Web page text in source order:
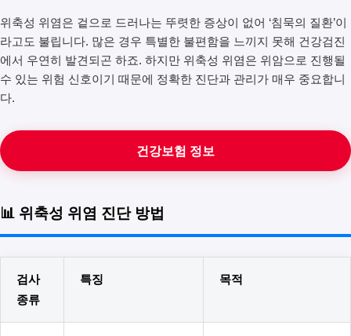
위축성 위염은 겉으로 드러나는 뚜렷한 증상이 없어 ‘침묵의 질환’이
라고도 불립니다. 많은 경우 특별한 불편함을 느끼지 못해 건강검진
에서 우연히 발견되곤 하죠. 하지만 위축성 위염은 위암으로 진행될
수 있는 위험 신호이기 때문에 정확한 진단과 관리가 매우 중요합니
다.
건강보험 정보
📊 위축성 위염 진단 방법
검사
종류
특징 목적